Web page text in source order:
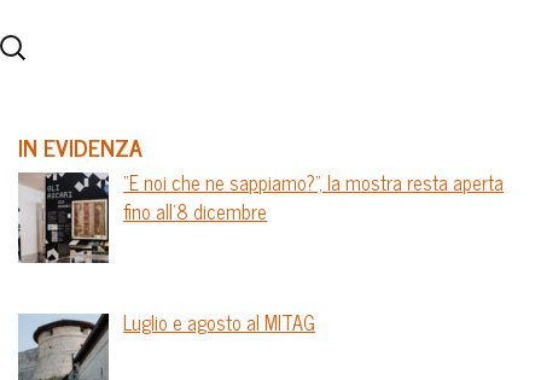
IN EVIDENZA
“E noi che ne sappiamo?”, la mostra resta aperta
fino all’8 dicembre
Luglio e agosto al MITAG